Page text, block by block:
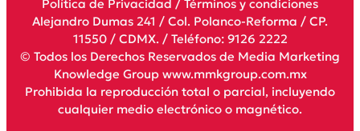
Política de Privacidad / Términos y condiciones
Alejandro Dumas 241 / Col. Polanco-Reforma / CP.
11550 / CDMX. / Teléfono: 9126 2222
© Todos los Derechos Reservados de Media Marketing
Knowledge Group www.mmkgroup.com.mx
Prohibida la reproducción total o parcial, incluyendo
cualquier medio electrónico o magnético.